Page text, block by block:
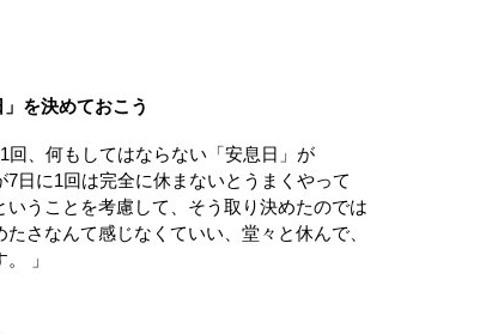
を決めておこう
、何もしてはならない「安息日」が
に1回は完全に休まないとうまくやって
うことを考慮して、そう取り決めたのでは
なんて感じなくていい、堂々と休んで、
」